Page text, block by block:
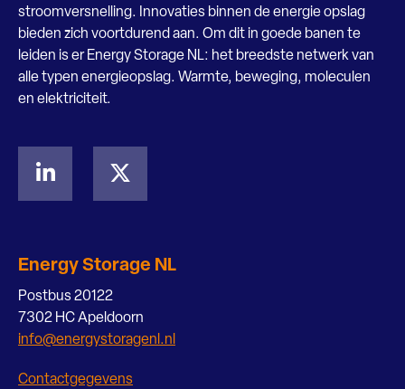
stroomversnelling. Innovaties binnen de energie opslag
bieden zich voortdurend aan. Om dit in goede banen te
leiden is er Energy Storage NL: het breedste netwerk van
alle typen energieopslag. Warmte, beweging, moleculen
en elektriciteit.
Energy Storage NL
Postbus 20122
7302 HC Apeldoorn
info@energystoragenl.nl
Contactgegevens